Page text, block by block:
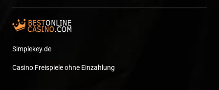
Simplekey.de
Casino Freispiele ohne Einzahlung